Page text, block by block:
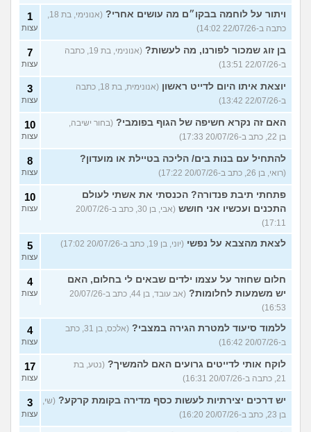
ויתור על לוחמה בבקו״ם מה עושים אחרי?
(אנונימי, בת 18,
כתבה ב-22/07/26 14:02)
1
עצות
בן זוג שמכור לפורנו, מה לעשות?
(אנונימי, בת 19, כתבה
ב-22/07/26 13:51)
7
עצות
יוצאת איתו היום לדייט ראשון
(אנונימית, בת 18, כתבה
ב-22/07/26 13:42)
3
עצות
האם זה נקרא חשיפה של הגוף בפומבי? (בחור ישיבה,
בן 22, כתב ב-20/07/26 17:33)
10
עצות
להתחיל עם בנות בים/ הליכה בטיילת או מועדון?
(רואי, בן 26, כתב ב-20/07/26 17:22)
8
עצות
פתחתי תיבת פנדורה? הכנסתי את אשתי לעולם
התכנים ועכשיו אני חושש
(אבי, בן 30, כתב ב-20/07/26
17:11)
10
עצות
לצאת מהצבא על נפשי (יוני, בן 19, כתב ב-20/07/26 17:02) 5
עצות
חלום שחוזר על עצמו ילדים שבאים לי בחלום, האם
יש משמעות לחלומות?
(אב עובד, בן 44, כתב ב-20/07/26
16:53)
4
עצות
ללמוד סיעוד למטרת הגירה במצבי?
(אלכס, בן 31, כתב
ב-20/07/26 16:42)
4
עצות
לוקח אותי לדייטים גרועים האם להמשיך? (נטע, בת
21, כתבה ב-20/07/26 16:31)
17
עצות
יש דרכים יצירתיות לעשות כסף מדירה בקומת קרקע? (שי,
בן 23, כתב ב-20/07/26 16:20)
3
עצות